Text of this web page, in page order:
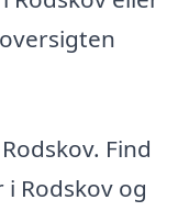
Find
Rodskov og